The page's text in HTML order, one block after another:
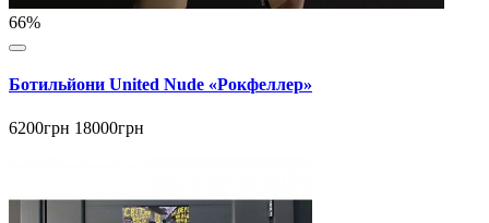
66%
Ботильйони United Nude «Рокфеллер»
6200грн 18000грн